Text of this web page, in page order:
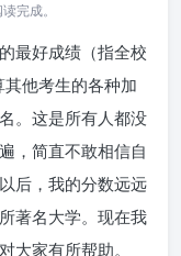
完成。
最好成绩（指全校
他考生的各种加
。这是所有人都没
，简直不敢相信自
后，我的分数远远
著名大学。现在我
大家有所帮助。